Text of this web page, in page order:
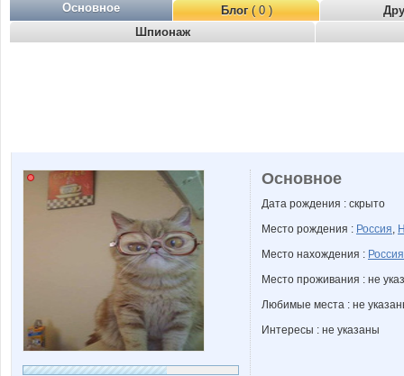
Основное Блог( 0 )
Шпионаж
Основное
Дата рождения : скрыто
Место рождения : Россия,
Место нахождения : Россия
Место проживания : не
Любимые места : не
Интересы : не указаны